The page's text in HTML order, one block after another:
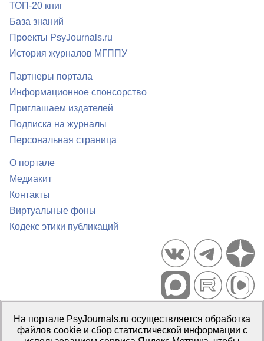
ТОП-20 книг
База знаний
Проекты PsyJournals.ru
История журналов МГППУ
Партнеры портала
Информационное спонсорство
Приглашаем издателей
Подписка на журналы
Персональная страница
О портале
Медиакит
Контакты
Виртуальные фоны
Кодекс этики публикаций
Портал психологических изданий PsyJournals.ru, 2007–2026
Правила использования материалов
На портале PsyJournals.ru осуществляется обработка
файлов cookie и сбор статистической информации с